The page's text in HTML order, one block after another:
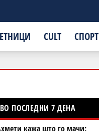
CULT СПОРТ
ПОСЛЕДНИ 7 ДЕНА
кажа што го мачи: